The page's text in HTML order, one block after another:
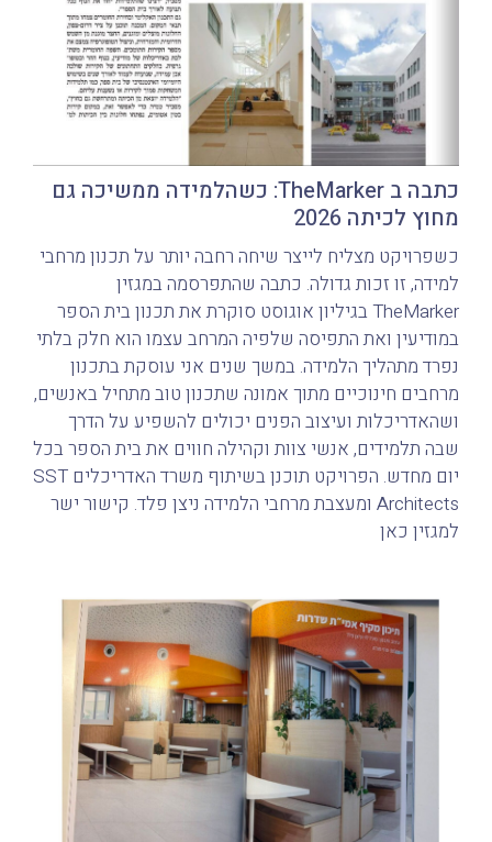
כתבה ב TheMarker: כשהלמידה ממשיכה גם
מחוץ לכיתה 2026
כשפרויקט מצליח לייצר שיחה רחבה יותר על תכנון מרחבי
למידה, זו זכות גדולה. כתבה שהתפרסמה במגזין
TheMarker בגיליון אוגוסט סוקרת את תכנון בית הספר
במודיעין ואת התפיסה שלפיה המרחב עצמו הוא חלק בלתי
נפרד מתהליך הלמידה. במשך שנים אני עוסקת בתכנון
מרחבים חינוכיים מתוך אמונה שתכנון טוב מתחיל באנשים,
ושהאדריכלות ועיצוב הפנים יכולים להשפיע על הדרך
שבה תלמידים, אנשי צוות וקהילה חווים את בית הספר בכל
יום מחדש. הפרויקט תוכנן בשיתוף משרד האדריכלים SST
Architects ומעצבת מרחבי הלמידה ניצן פלד. קישור ישר
למגזין כאן